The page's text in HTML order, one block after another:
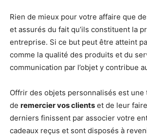
Rien de mieux pour votre affaire que
et assurés du fait qu’ils constituent la
entreprise. Si ce but peut être atteint
comme la qualité des produits et du
communication par l’objet y contribue
Offrir des objets personnalisés est une
de remercier vos clients et de leur
derniers finissent par associer votre
cadeaux reçus et sont disposés à